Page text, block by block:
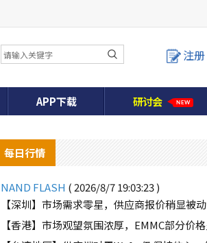
注册
APP下载 研讨会 NEW
每日行情
NAND FLASH ( 2026/8/7 19:03:23 )
【深圳】市场需求零星，供应商报价稍显被动